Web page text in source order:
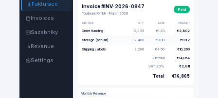
Fakturace
Invoices
Sazebníky
Revenue
Settings
Invoice #INV-2026-0847
Yourbrand GmbH · March 2026
Paid
SERVICE QTY RATE AMOUNT
Order Handling 2,335 €1.20 €2,802
Storage (per unit) 12,400 €0.08 €992
Shipping Labels 2,280 €4.50
€10,260
Subtotal
€14,054
VAT 20%
€2,811
Total €16,865
Monthly Revenue